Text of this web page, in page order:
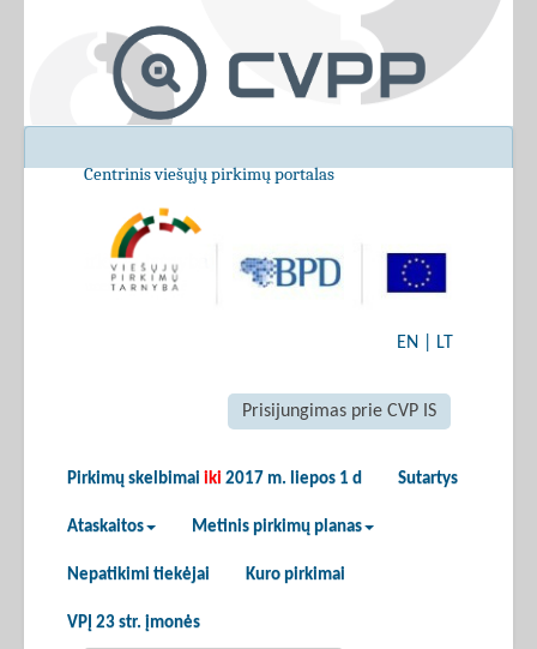
Centrinis viešųjų pirkimų portalas
EN LT
Prisijungimas prie CVP IS
Pirkimų skelbimai iki 2017 m. liepos 1 d Sutartys
Ataskaitos Metinis pirkimų planas
Nepatikimi tiekėjai Kuro pirkimai
VPĮ 23 str. įmonės